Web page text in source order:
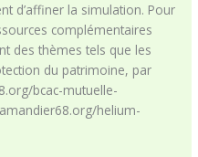
d’affiner la simulation. Pour
complémentaires
des thèmes tels que les
du patrimoine, par
bcac-mutuelle-
helium-